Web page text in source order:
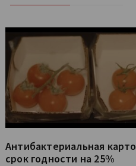
Антибактериальная
срок годности на 25%